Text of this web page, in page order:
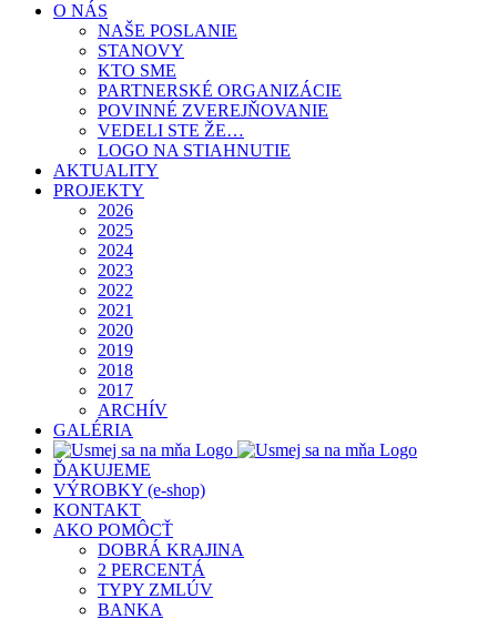
O NÁS
NAŠE POSLANIE
STANOVY
KTO SME
PARTNERSKÉ ORGANIZÁCIE
POVINNÉ ZVEREJŇOVANIE
VEDELI STE ŽE…
LOGO NA STIAHNUTIE
AKTUALITY
PROJEKTY
2026
2025
2024
2023
2022
2021
2020
2019
2018
2017
ARCHÍV
GALÉRIA
ĎAKUJEME
VÝROBKY (e-shop)
KONTAKT
AKO POMÔCŤ
DOBRÁ KRAJINA
2 PERCENTÁ
TYPY ZMLÚV
BANKA